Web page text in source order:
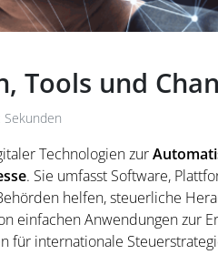
Tools und
Technologien zur
. Sie umfasst Software,
helfen, steuerliche
einfachen Anwendungen zur
für internationale